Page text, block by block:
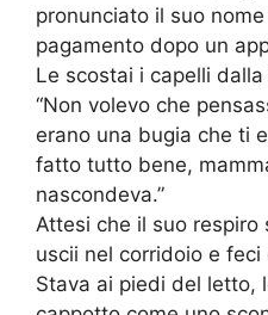
pronunciato il suo
pagamento dopo un
Le scostai i capelli
“Non volevo che
erano una bugia che ti
fatto tutto bene,
nascondeva.”
Attesi che il suo respiro
uscii nel corridoio e feci
Stava ai piedi del letto,